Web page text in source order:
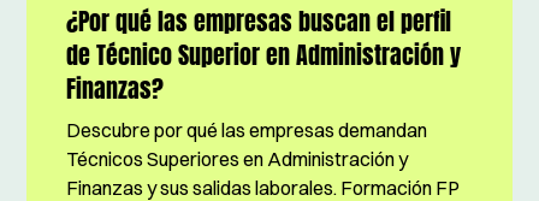
¿Por qué las empresas buscan el perfil
de Técnico Superior en Administración y
Finanzas?
Descubre por qué las empresas demandan
Técnicos Superiores en Administración y
Finanzas y sus salidas laborales. Formación FP